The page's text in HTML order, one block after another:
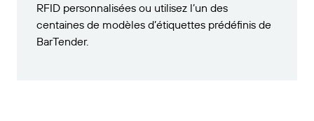
RFID personnalisées ou utilisez l’un des
centaines de modèles d’étiquettes prédéfinis de
BarTender.